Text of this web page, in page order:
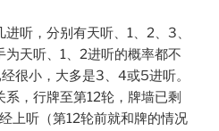
听，分别有天听、1、2、3、
天听、1、2进听的概率都不
很小，大多是3、4或5进听。
，行牌至第12轮，牌墙已剩
上听（第12轮前就和牌的情况